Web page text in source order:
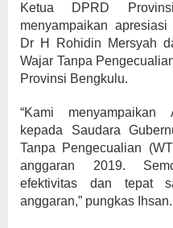
Ketua DPRD
menyampaikan
Dr H Rohidin Mersyah
Wajar Tanpa
Provinsi Bengkulu.
“Kami menyampaikan
kepada Saudara
Tanpa Pengecualian
anggaran 2019.
efektivitas dan tepat
anggaran,” pungkas